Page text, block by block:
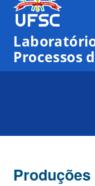
Processos
Produções